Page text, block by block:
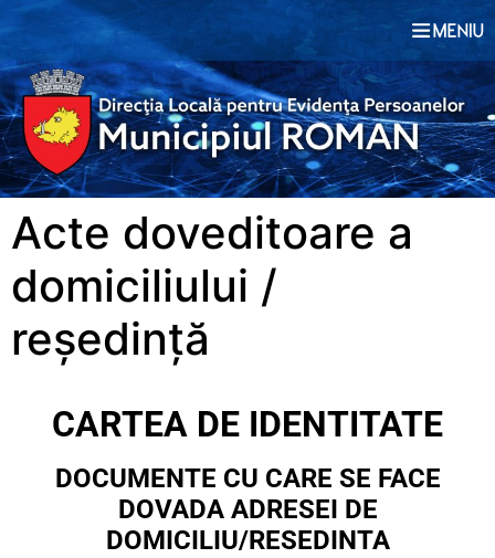
conținut
Acte doveditoare a
domiciliului /
reședință
CARTEA DE IDENTITATE
DOCUMENTE CU CARE SE FACE
DOVADA ADRESEI DE
DOMICILIU/RESEDINTA